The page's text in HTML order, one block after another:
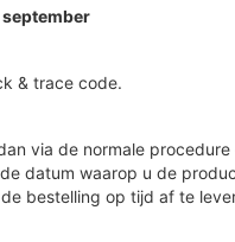
& trace code.
via de normale
datum waarop u de
bestelling op tijd af te